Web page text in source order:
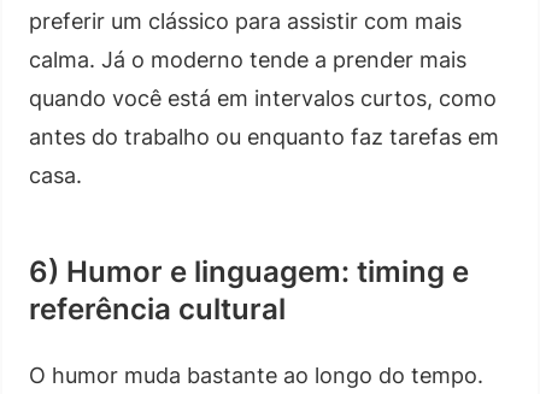
preferir um clássico para assistir com mais
calma. Já o moderno tende a prender mais
quando você está em intervalos curtos, como
antes do trabalho ou enquanto faz tarefas em
casa.
6) Humor e linguagem: timing e
referência cultural
O humor muda bastante ao longo do tempo.